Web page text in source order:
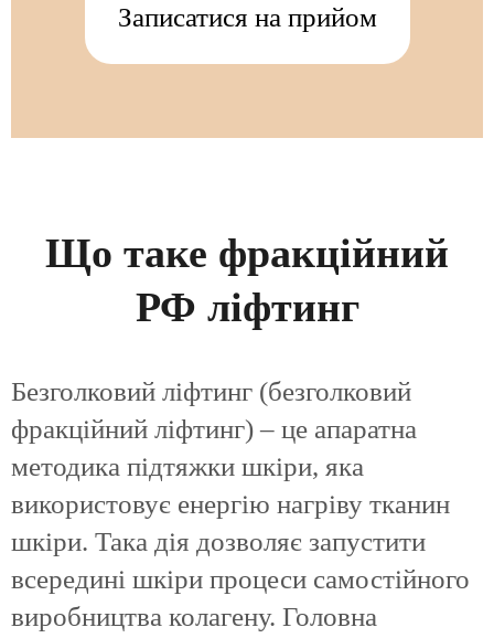
Записатися на прийом
Що таке фракційний
РФ ліфтинг
Безголковий ліфтинг (безголковий
фракційний ліфтинг) – це апаратна
методика підтяжки шкіри, яка
використовує енергію нагріву тканин
шкіри. Така дія дозволяє запустити
всередині шкіри процеси самостійного
виробництва колагену. Головна